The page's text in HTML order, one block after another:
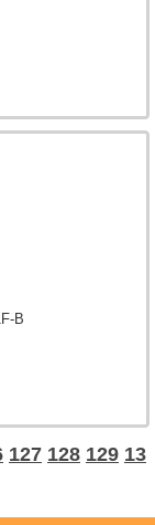
B
127 128 129 13